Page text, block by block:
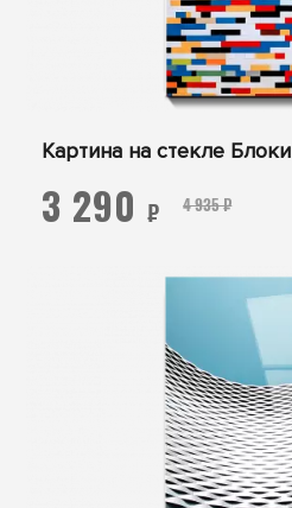
Картина на стекле Блоки
4 935 ₽
3 290 ₽